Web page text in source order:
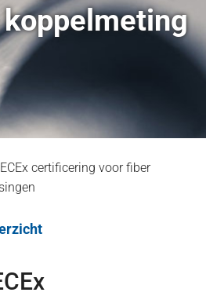
certificering voor fiber